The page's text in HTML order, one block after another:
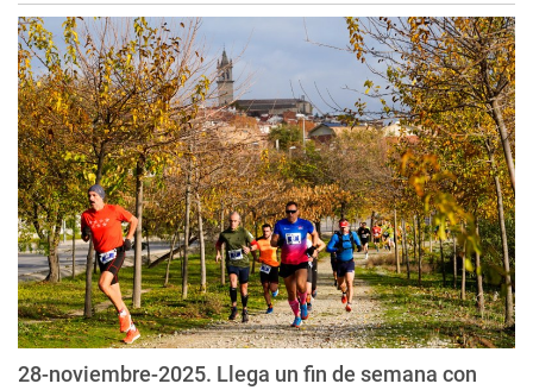
28-noviembre-2025. Llega un fin de semana con